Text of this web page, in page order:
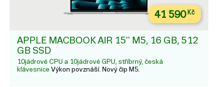
41 590Kč
APPLE MACBOOK AIR 15'' M5, 16 GB, 512
GB SSD
10jádrové CPU a 10jádrové GPU, stříbrný, česká
klávesnice Výkon povznáší. Nový čip M5.